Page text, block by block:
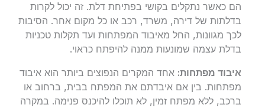
הם כאשר נתקלים בקושי בפתיחת דלת. זה יכול לקרות
בדלתות של דירה, משרד, רכב או כל מקום אחר. הסיבות
לכך מגוונות, החל מאיבוד המפתחות ועד תקלות טכניות
בדלת עצמה שמונעות ממנה להיפתח כראוי.
איבוד מפתחות:אחד המקרים הנפוצים ביותר הוא איבוד
מפתחות. בין אם איבדתם את המפתח בבית, ברחוב או
ברכב, ללא מפתח זמין, לא תוכלו להיכנס פנימה. במקרה